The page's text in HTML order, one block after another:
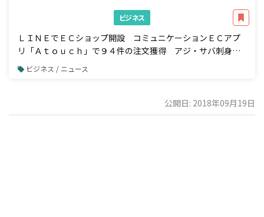
ビジネス
ＬＩＮＥでＥＣショップ開設 コミュニケーションＥＣアプ
リ「Ａｔｏｕｃｈ」で９４件の注文獲得 アジ・サバ刺身の
業務用加工品国内トップシェア 株式会社ジャパンシーフーズ
様の事例公開
ビジネス / ニュース
公開日: 2018年09月19日